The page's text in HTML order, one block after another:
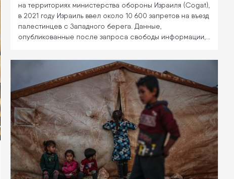
на территориях министерства обороны Израиля (Cogat),
в 2021 году Израиль ввел около 10 600 запретов на въезд
палестинцев с Западного берега. Данные,
опубликованные после запроса свободы информации,…